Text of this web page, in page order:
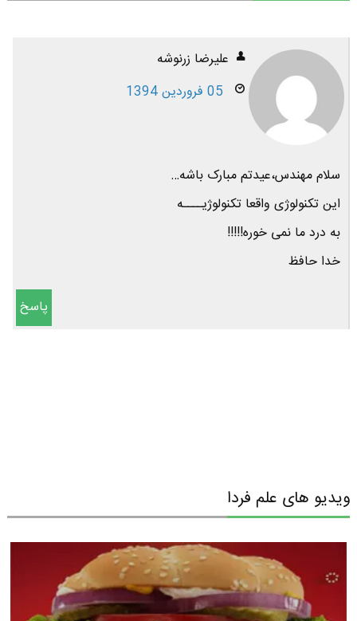
علیرضا زرنوشه
05 فروردین 1394
سلام مهندس،عیدتم مبارک باشه…
این تکنولوژی واقعا تکنولوژیــــه
به درد ما نمی خوره!!!!!
خدا حافظ
پاسخ
ویدیو های علم فردا